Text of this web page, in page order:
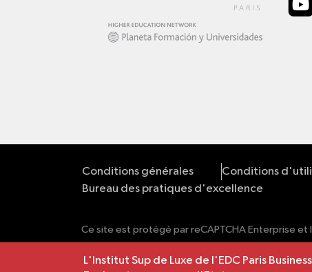
Conditions générales Conditions
Bureau des pratiques d'excellence
Ce site est protégé par reCAPTCHA Enterprise et
L'Institut Sup de Luxe de l'EDC Paris